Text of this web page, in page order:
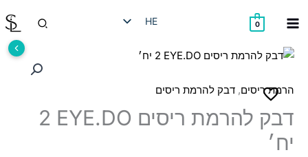
לתוכן
0
HE
AR
חיפוש
הרמת ריסים, דבק להרמת ריסים
דבק להרמת ריסים EYE.DO ‏2
יח׳